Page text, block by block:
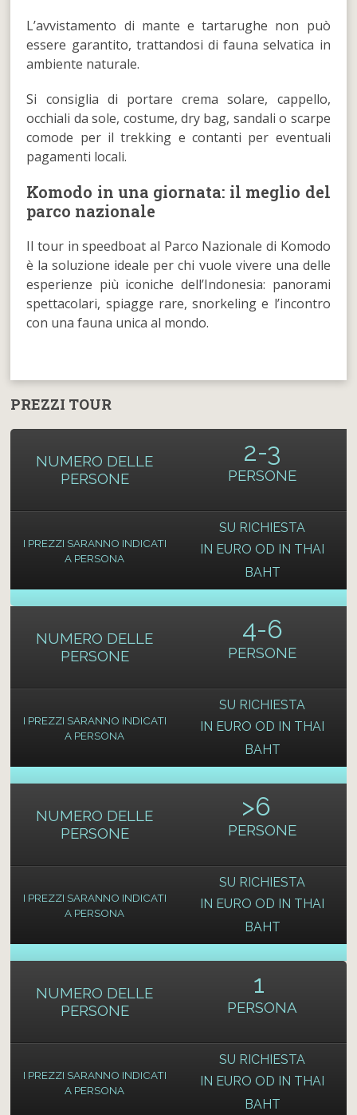
L’avvistamento di mante e tartarughe non può
essere garantito, trattandosi di fauna selvatica in
ambiente naturale.
Si consiglia di portare crema solare, cappello,
occhiali da sole, costume, dry bag, sandali o scarpe
comode per il trekking e contanti per eventuali
pagamenti locali.
Komodo in una giornata: il meglio del
parco nazionale
Il tour in speedboat al Parco Nazionale di Komodo
è la soluzione ideale per chi vuole vivere una delle
esperienze più iconiche dell’Indonesia: panorami
spettacolari, spiagge rare, snorkeling e l’incontro
con una fauna unica al mondo.
PREZZI TOUR
NUMERO DELLE
PERSONE
I PREZZI SARANNO INDICATI
A PERSONA
2-3
PERSONE
SU RICHIESTA
IN EURO OD IN THAI
BAHT
NUMERO DELLE
PERSONE
I PREZZI SARANNO INDICATI
A PERSONA
4-6
PERSONE
SU RICHIESTA
IN EURO OD IN THAI
BAHT
NUMERO DELLE
PERSONE
I PREZZI SARANNO INDICATI
A PERSONA
>6
PERSONE
SU RICHIESTA
IN EURO OD IN THAI
BAHT
NUMERO DELLE
PERSONE
I PREZZI SARANNO INDICATI
A PERSONA
1
PERSONA
SU RICHIESTA
IN EURO OD IN THAI
BAHT